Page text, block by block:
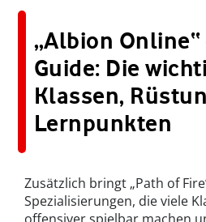
„Albion
Guide: Die
Klassen,
Lernpunkten
Zusätzlich bringt „Path of
Spezialisierungen, die viele